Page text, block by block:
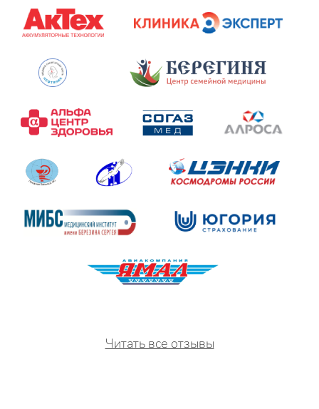
Читать все отзывы